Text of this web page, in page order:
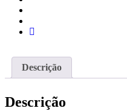
Descrição
Descrição